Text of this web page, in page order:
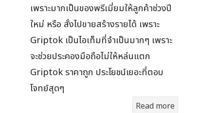
เพราะมากเป็นของพรีเมี่ยมให้ลูกค้าช่วงปี
ใหม่ หรือ สั่งไปขายสร้างรายได้ เพราะ
Griptok เป็นไอเท็มที่จำเป็นมากๆ เพราะ
จะช่วยประคองมือถือไม่ให้หล่นแตก
Griptok ราคาถูก ประโยชน์เยอะที่ตอบ
โจทย์สุดๆ
Read more